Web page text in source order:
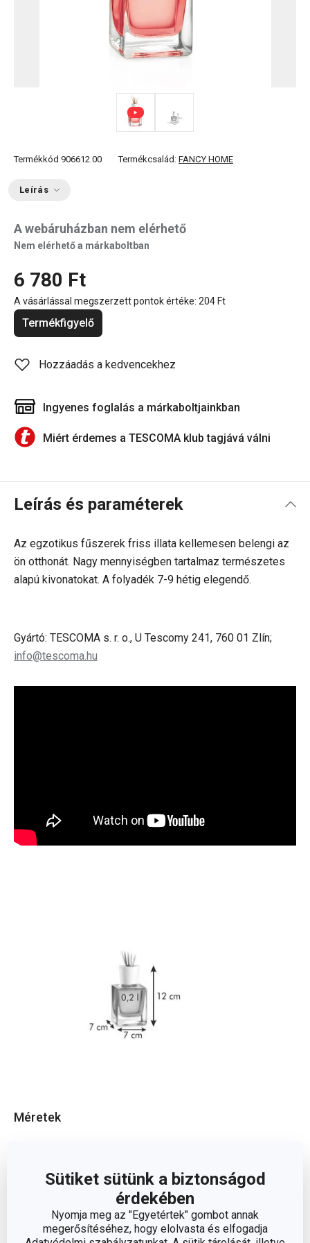
Sütiket sütünk a biztonságod
érdekében
Nyomja meg az "Egyetértek" gombot annak
megerősítéséhez, hogy elolvasta és elfogadja
Termékkód 906612.00 Termékcsalád: FANCY HOME
Leírás
A webáruházban nem elérhető
Nem elérhető a márkaboltban
6 780 Ft
A vásárlással megszerzett pontok értéke: 204 Ft
Termékfigyelő
Hozzáadás a kedvencekhez
Ingyenes foglalás a márkaboltjainkban
Miért érdemes a TESCOMA klub tagjává válni
Leírás és paraméterek
Az egzotikus fűszerek friss illata kellemesen belengi az
ön otthonát. Nagy mennyiségben tartalmaz természetes
alapú kivonatokat. A folyadék 7-9 hétig elegendő.
Gyártó: TESCOMA s. r. o., U Tescomy 241, 760 01 Zlín;
info@tescoma.hu
Méretek
A TERMÉK SZÉLESSÉGE (CM)
TÉRFOGAT (L)